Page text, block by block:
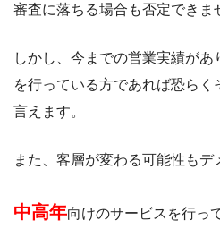
審査に落ちる場合も否定できま
しかし、今までの営業実績が
を行っている方であれば恐らく
言えます。
また、客層が変わる可能性もデ
中高年向けのサービスを行っ